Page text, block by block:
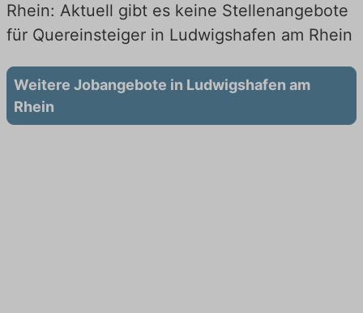
Rhein: Aktuell gibt es keine Stellenangebote
für Quereinsteiger in Ludwigshafen am Rhein
Weitere Jobangebote in Ludwigshafen am
Rhein